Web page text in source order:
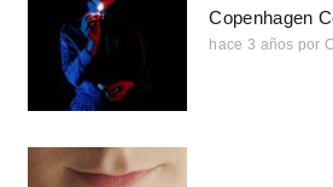
Copenhagen
hace 3 años por